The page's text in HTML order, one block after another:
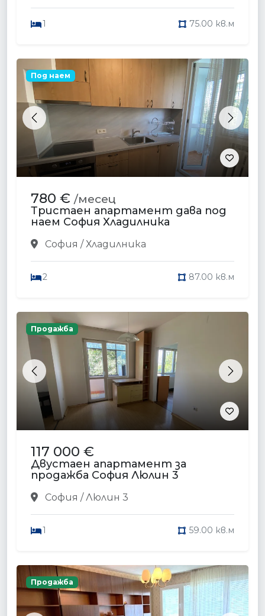
1 75.00 кв.м
Previous Next
Под наем
780 € /месец
Тристаен апартамент дава под
наем София Хладилника
София / Хладилника
2 87.00 кв.м
Previous Next
Продажба
117 000 €
Двустаен апартамент за
продажба София Люлин 3
София / Люлин 3
1 59.00 кв.м
Продажба